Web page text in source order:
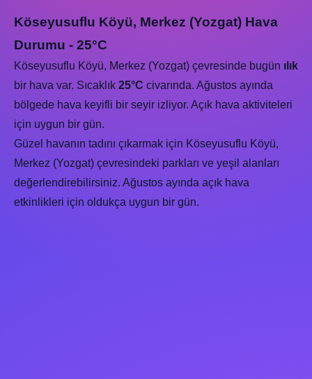
Köseyusuflu Köyü, Merkez (Yozgat) Hava
Durumu - 25°C
Köseyusuflu Köyü, Merkez (Yozgat) çevresinde bugün ılık
bir hava var. Sıcaklık 25°C civarında. Ağustos ayında
bölgede hava keyifli bir seyir izliyor. Açık hava aktiviteleri
için uygun bir gün.
Güzel havanın tadını çıkarmak için Köseyusuflu Köyü,
Merkez (Yozgat) çevresindeki parkları ve yeşil alanları
değerlendirebilirsiniz. Ağustos ayında açık hava
etkinlikleri için oldukça uygun bir gün.